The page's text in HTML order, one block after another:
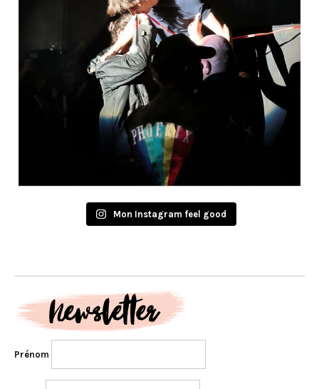
Mon Instagram feel good
Prénom